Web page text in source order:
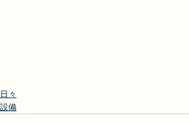
日々
設備